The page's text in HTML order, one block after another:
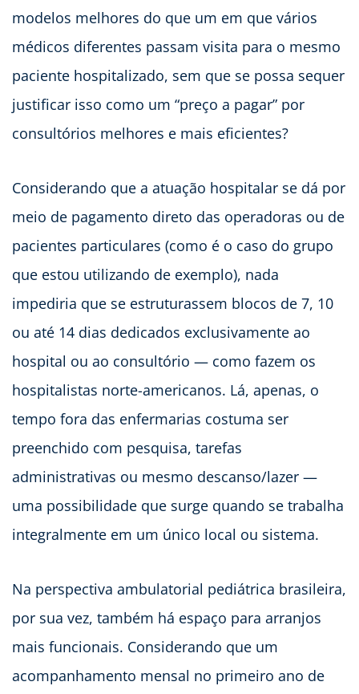
modelos melhores do que um em que vários
médicos diferentes passam visita para o mesmo
paciente hospitalizado, sem que se possa sequer
justificar isso como um “preço a pagar” por
consultórios melhores e mais eficientes?
Considerando que a atuação hospitalar se dá por
meio de pagamento direto das operadoras ou de
pacientes particulares (como é o caso do grupo
que estou utilizando de exemplo), nada
impediria que se estruturassem blocos de 7, 10
ou até 14 dias dedicados exclusivamente ao
hospital ou ao consultório — como fazem os
hospitalistas norte-americanos. Lá, apenas, o
tempo fora das enfermarias costuma ser
preenchido com pesquisa, tarefas
administrativas ou mesmo descanso/lazer —
uma possibilidade que surge quando se trabalha
integralmente em um único local ou sistema.
Na perspectiva ambulatorial pediátrica brasileira,
por sua vez, também há espaço para arranjos
mais funcionais. Considerando que um
acompanhamento mensal no primeiro ano de